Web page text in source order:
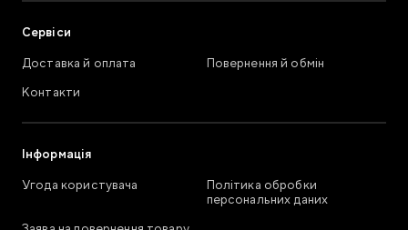
Сервіси
Доставка й оплата
Повернення й обмін
Контакти
Інформація
Угода користувача
Політика обробки
персональних даних